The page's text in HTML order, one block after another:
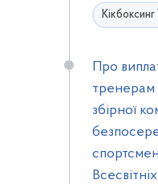
Про
тренерам
збірної